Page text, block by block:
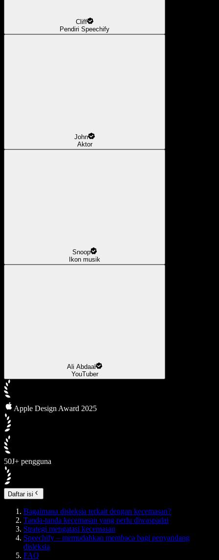
Cliff
Pendiri Speechify
John
Aktor
Snoop
Ikon musik
Ali Abdaal
YouTuber
Apple Design Award 2025
50J+ pengguna
Daftar isi
Bagaimana disleksia terkait dengan kecemasan?
Tanda-tanda kecemasan yang perlu diwaspadai
Strategi mengatasi kecemasan
Speechify – memudahkan membaca bagi penyandang
disleksia
FAQ